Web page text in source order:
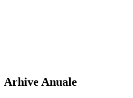
Arhive Anuale